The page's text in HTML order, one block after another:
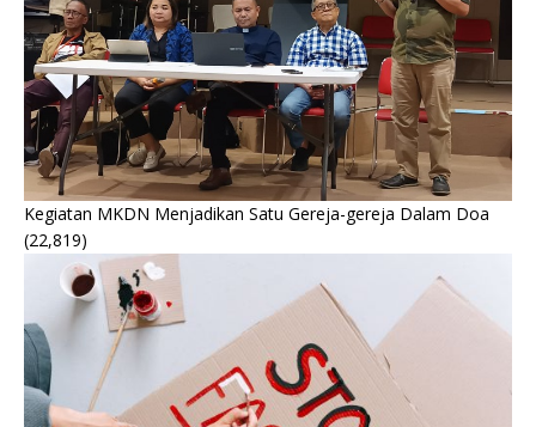
Kegiatan MKDN Menjadikan Satu Gereja-gereja Dalam Doa
(22,819)